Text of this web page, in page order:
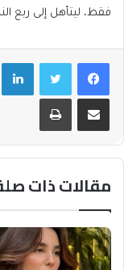
فقط، ليتأهل إلى ربع
فيسبوكتويتر
مشاركة عبر البريد طباعة
مقالات ذات